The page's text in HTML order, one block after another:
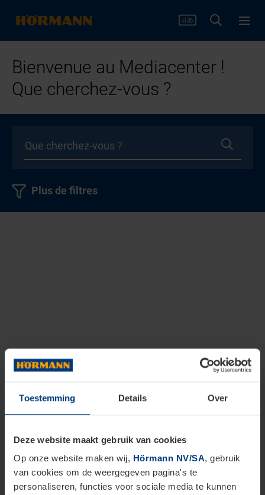
Toestemming Details Over
Deze website maakt gebruik van cookies
Op onze website maken wij, Hörmann NV/SA, gebruik
van cookies om de weergegeven pagina's te
personaliseren, functies voor sociale media te kunnen
Bienvenue au Mediacenter !
Que cherchez-vous ?
Plus de filtres